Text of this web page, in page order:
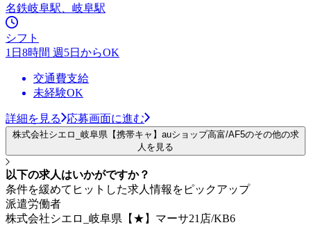
名鉄岐阜駅、岐阜駅
シフト
1日8時間 週5日からOK
交通費支給
未経験OK
詳細を見る 応募画面に進む
株式会社シエロ_岐阜県【携帯キャ】auショップ高富/AF5のその他の求
人を見る
以下の求人はいかがですか？
条件を緩めてヒットした求人情報をピックアップ
派遣労働者
株式会社シエロ_岐阜県【★】マーサ21店/KB6